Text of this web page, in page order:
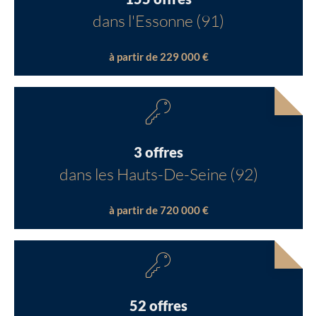
dans l'Essonne (91)
à partir de 229 000 €
3 offres
dans les Hauts-De-Seine (92)
à partir de 720 000 €
52 offres